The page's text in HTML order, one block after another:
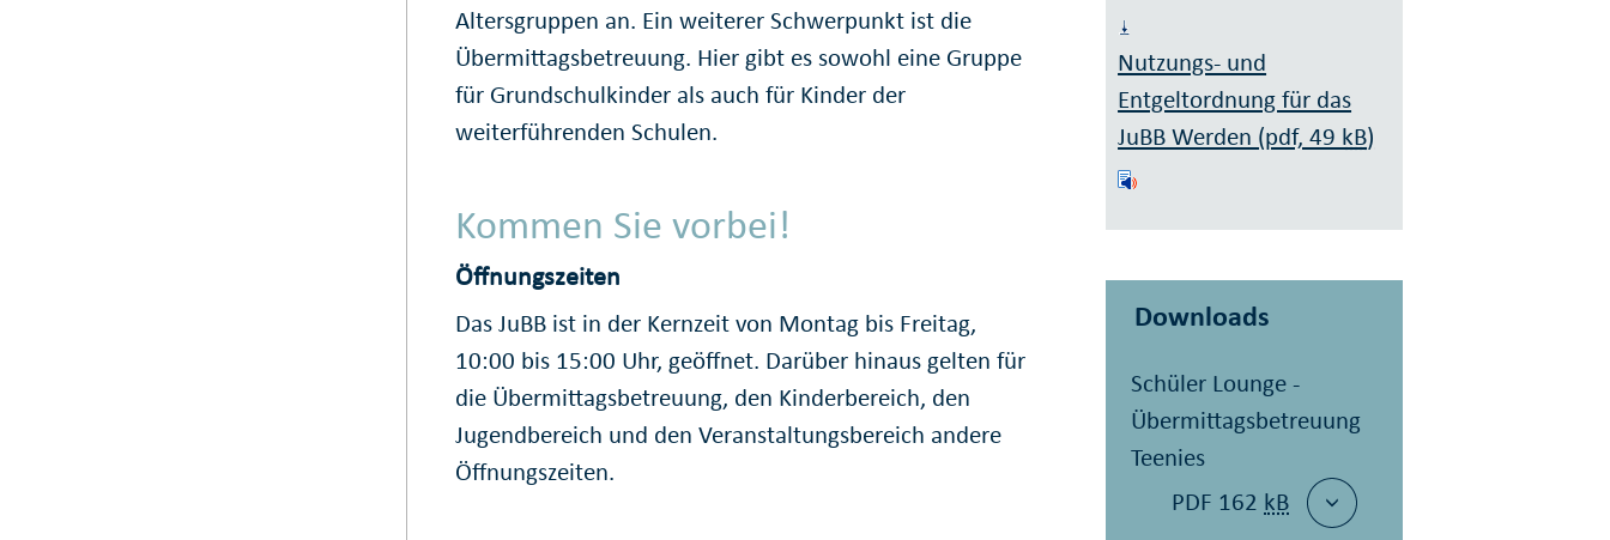
Altersgruppen an. Ein weiterer Schwerpunkt ist die
Übermittagsbetreuung. Hier gibt es sowohl eine Gruppe
für Grundschulkinder als auch für Kinder der
weiterführenden Schulen.
Kommen Sie vorbei!
Öffnungszeiten
Das JuBB ist in der Kernzeit von Montag bis Freitag,
10:00 bis 15:00 Uhr, geöffnet. Darüber hinaus gelten für
die Übermittagsbetreuung, den Kinderbereich, den
Jugendbereich und den Veranstaltungsbereich andere
Öffnungszeiten.
Nutzungs- und
Entgeltordnung für das
JuBB Werden (pdf, 49 kB)
Downloads
Schüler Lounge -
Übermittagsbetreuung
Teenies
PDF 162 kB